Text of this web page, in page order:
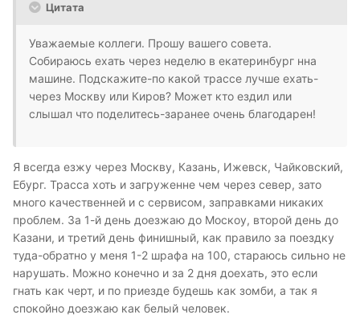
Цитата
Уважаемые коллеги. Прошу вашего совета.
Собираюсь ехать через неделю в екатеринбург нна
машине. Подскажите-по какой трассе лучше ехать-
через Москву или Киров? Может кто ездил или
слышал что поделитесь-заранее очень благодарен!
Я всегда езжу через Москву, Казань, Ижевск, Чайковский,
Ебург. Трасса хоть и загруженне чем через север, зато
много качественней и с сервисом, заправками никаких
проблем. За 1-й день доезжаю до Москоу, второй день до
Казани, и третий день финишный, как правило за поездку
туда-обратно у меня 1-2 шрафа на 100, стараюсь сильно не
нарушать. Можно конечно и за 2 дня доехать, это если
гнать как черт, и по приезде будешь как зомби, а так я
спокойно доезжаю как белый человек.